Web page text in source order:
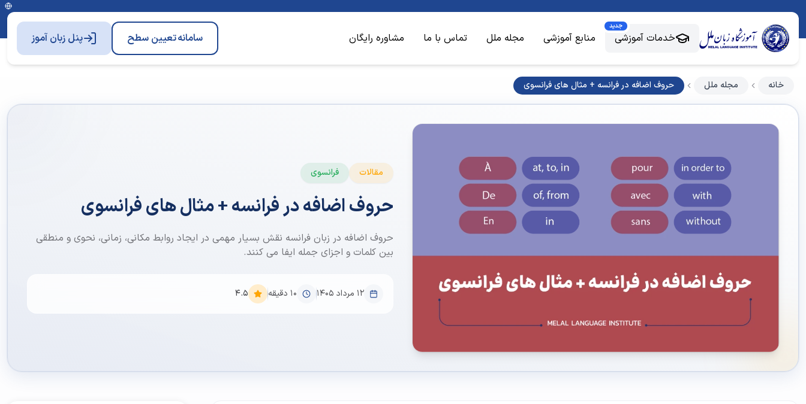
خدمات آموزشی
جدید
منابع آموزشی مجله ملل تماس با ما مشاوره رایگان سامانهتعیین سطح پنل زبان آموز
خانه مجله ملل حروف اضافه در فرانسه + مثال های فرانسوی
مقالات فرانسوی
حروف اضافه در فرانسه + مثال های فرانسوی
حروف اضافه در زبان فرانسه نقش بسیار مهمی در ایجاد روابط مکانی، زمانی، نحوی و منطقی
بین کلمات و اجزای جمله ایفا می کنند.
۱۲ مرداد ۱۴۰۵ 10 دقیقه 4.5